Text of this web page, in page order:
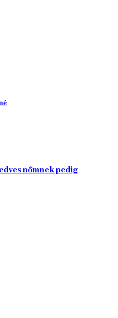
nőmnek pedig